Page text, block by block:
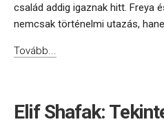
család addig igaznak hitt. Freya
nemcsak történelmi utazás,
Tovább...
Elif Shafak: